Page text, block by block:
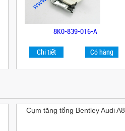
8K0-839-016-A
Chi tiết Có hàng
Cụm tăng tổng Bentley Audi A8